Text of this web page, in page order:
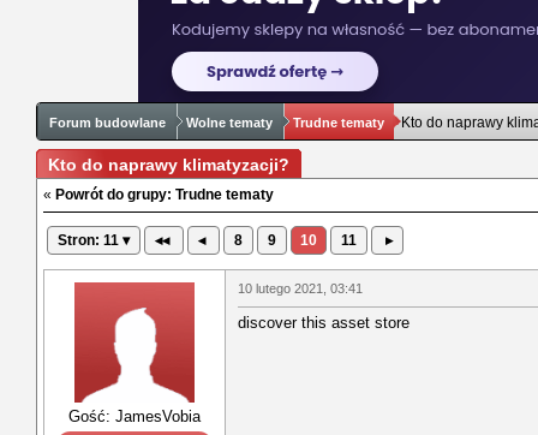
Forum budowlane Wolne tematy Trudne tematy Kto do naprawy
Kto do naprawy klimatyzacji?
« Powrót do grupy: Trudne tematy
Stron: 11 ▾ ◂◂ ◂ 8 9 10 11 ▸
Gość: JamesVobia
10 lutego 2021, 03:41
discover this asset store